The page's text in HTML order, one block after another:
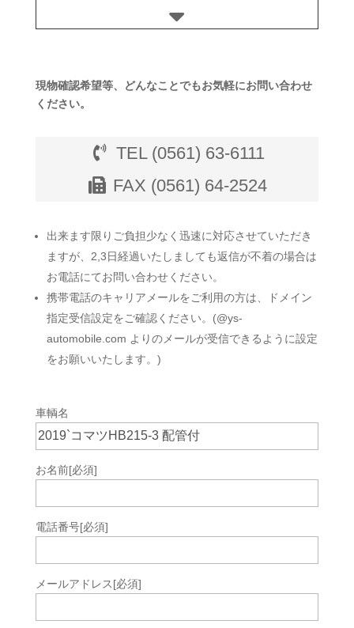
現物確認希望等、どんなことでもお気軽にお問い合わせ
ください。
TEL (0561) 63-6111
FAX (0561) 64-2524
出来ます限りご負担少なく迅速に対応させていただき
ますが、2,3日経過いたしましても返信が不着の場合は
お電話にてお問い合わせください。
携帯電話のキャリアメールをご利用の方は、ドメイン
指定受信設定をご確認ください。(@ys-
automobile.com よりのメールが受信できるように設定
をお願いいたします。)
車輌名
お名前[必須]
電話番号[必須]
メールアドレス[必須]